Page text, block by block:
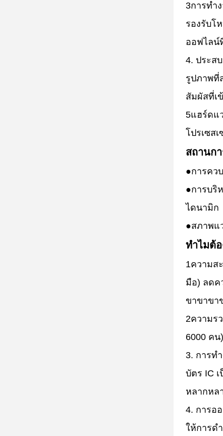
3การทํา
รองรับโ
ออฟไลน์
4. ประส
รูปภาพที่
สัมผัสที่เ
5แฮร์ดแ
โปรเซส
สถานก
●การคว
●การบริ
ไดนามิก
●สภาพแ
ทําไมต้
1ความส
มือ) ลดค
ขาขาขา
2ความร
6000 ค
3. การทํ
บัตร IC
หลากหล
4. การอ
ให้การดํ